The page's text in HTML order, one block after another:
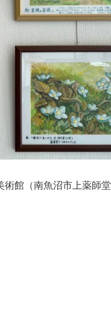
術館（南魚沼市上薬師堂